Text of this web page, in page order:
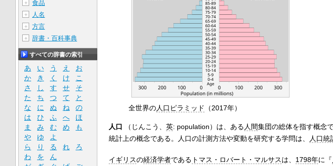
全世界の人口ピラミッド （2017年）
人口 （ じんこう 英: population）は、ある 人間集団の総体を指す概念
統計上の概念である。人口の計測方法や変動を研究する学問は、
人口統
イギリスの経済学者である トマス・ロバート・マルサスは、 1798年に『
＋ 食品
＋ 人名
＋ 方言
＋ 辞書・百科事典
すべての辞書の索引
あ い う え
お
か
き く け
こ
さ
し す せ
そ
た
ち つ て
と
な
に ぬ ね
の
は
ひ ふ へ
ほ
ま
み む め
も
や
ゆ
よ
ら
り る れ
ろ
わ
を
ん